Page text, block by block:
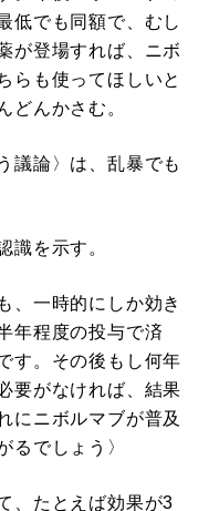
低でも同額で、むし
が登場すれば、ニボ
らも使ってほしいと
どんかさむ。
議論〉は、乱暴でも
識を示す。
、一時的にしか効き
年程度の投与で済
す。その後もし何年
要がなければ、結果
にニボルマブが普及
るでしょう〉
、たとえば効果が3